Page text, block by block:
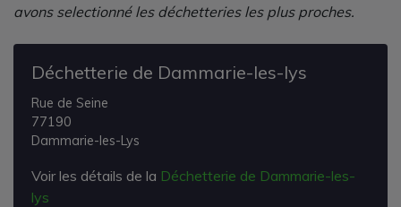
avons selectionné les déchetteries les plus proches.
Déchetterie de Dammarie-les-lys
Rue de Seine
77190
Dammarie-les-Lys
Voir les détails de la Déchetterie de Dammarie-les-
lys